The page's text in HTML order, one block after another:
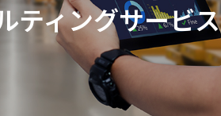
ティングサービス